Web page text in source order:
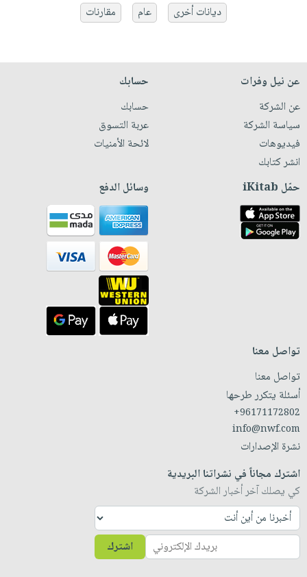
ديانات أخرى
عام مقارنات
عن نيل وفرات
عن الشركة
سياسة الشركة
فيديوهات
انشر كتابك
حسابك
حسابك
عربة التسوق
لائحة الأمنيات
حمّل iKitab وسائل الدفع
تواصل معنا
تواصل معنا
أسئلة يتكرر طرحها
+96171172802
info@nwf.com
نشرة الإصدارات
اشترك مجاناً في نشراتنا البريدية
كي يصلك آخر أخبار الشركة
اشترك